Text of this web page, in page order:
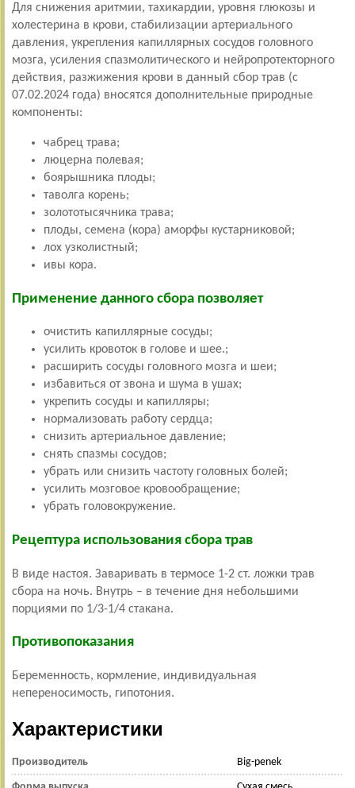
Для снижения аритмии, тахикардии, уровня глюкозы и
холестерина в крови, стабилизации артериального
давления, укрепления капиллярных сосудов головного
мозга, усиления спазмолитического и нейропротекторного
действия, разжижения крови в данный сбор трав (с
07.02.2024 года) вносятся дополнительные природные
компоненты:
чабрец трава;
люцерна полевая;
боярышника плоды;
таволга корень;
золототысячника трава;
плоды, семена (кора) аморфы кустарниковой;
лох узколистный;
ивы кора.
Применение данного сбора позволяет
очистить капиллярные сосуды;
усилить кровоток в голове и шее.;
расширить сосуды головного мозга и шеи;
избавиться от звона и шума в ушах;
укрепить сосуды и капилляры;
нормализовать работу сердца;
снизить артериальное давление;
снять спазмы сосудов;
убрать или снизить частоту головных болей;
усилить мозговое кровообращение;
убрать головокружение.
Рецептура использования сбора трав
В виде настоя. Заваривать в термосе 1-2 ст. ложки трав
сбора на ночь. Внутрь – в течение дня небольшими
порциями по 1/3-1/4 стакана.
Противопоказания
Беременность, кормление, индивидуальная
непереносимость, гипотония.
Характеристики
Производитель Big-penek